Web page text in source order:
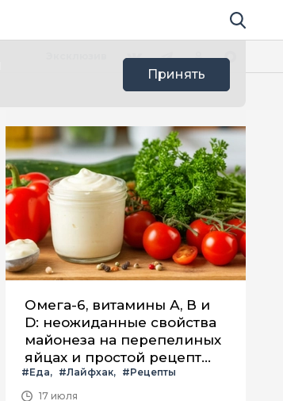
Поиск по
Принять
Омега-6, витамины А, В и
D: неожиданные свойства
майонеза на перепелиных
яйцах и простой рецепт
летнего салата с ним
#Еда #Лайфхак
#Рецепты
17 июля